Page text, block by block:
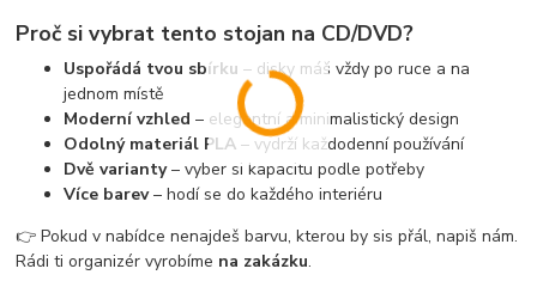
Proč si vybrat tento stojan na CD/DVD?
Uspořádá tvou sbírku – disky máš vždy po ruce a na
jednom místě
Moderní vzhled – elegantní a minimalistický design
Odolný materiál PLA – vydrží každodenní používání
Dvě varianty– vyber si kapacitu podle potřeby
Více barev– hodí se do každého interiéru
👉 Pokud v nabídce nenajdeš barvu, kterou by sis přál, napiš nám.
Rádi ti organizér vyrobíme na zakázku.